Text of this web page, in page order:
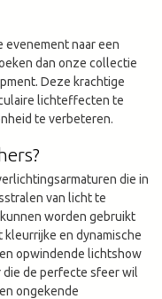
evenement naar een
dan onze collectie
Deze krachtige
lichteffecten te
te verbeteren.
die in
van licht te
worden gebruikt
en dynamische
opwindende lichtshow
de perfecte sfeer wil
ongekende